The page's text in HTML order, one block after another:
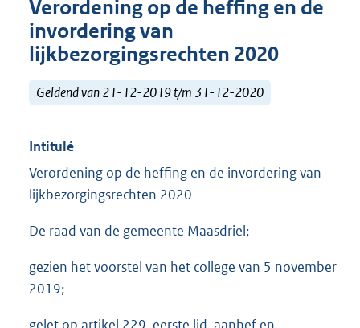
Verordening op de heffing en de
invordering van
lijkbezorgingsrechten 2020
Geldend van 21-12-2019 t/m 31-12-2020
Intitulé
Verordening op de heffing en de invordering van
lijkbezorgingsrechten 2020
De raad van de gemeente Maasdriel;
gezien het voorstel van het college van 5 november
2019;